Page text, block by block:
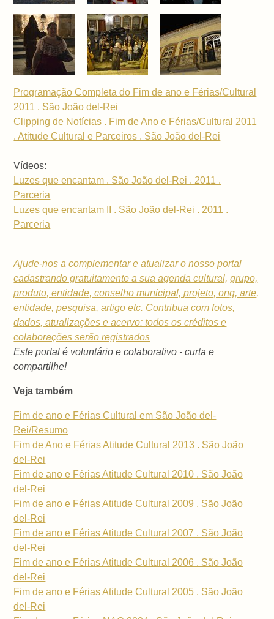
Programação Completa do Fim de ano e Férias/Cultural
2011 . São João del-Rei
Clipping de Notícias . Fim de Ano e Férias/Cultural 2011
. Atitude Cultural e Parceiros . São João del-Rei
Vídeos:
Luzes que encantam . São João del-Rei . 2011 .
Parceria
Luzes que encantam II . São João del-Rei . 2011 .
Parceria
Ajude-nos a complementar e atualizar o nosso portal
cadastrando gratuitamente a suaagenda cultural, grupo,
produto, entidade, conselho municipal,projeto, ong, arte,
entidade, pesquisa, artigo etc. Contribua com fotos,
dados, atualizações e acervo: todos os créditos e
colaborações serão registrados
Este portal é voluntário e colaborativo - curta e
compartilhe!
Veja também
Fim de ano e Férias Cultural em São João del-
Rei/Resumo
Fim de Ano e Férias Atitude Cultural 2013 . São João
del-Rei
Fim de ano e Férias Atitude Cultural 2010 . São João
del-Rei
Fim de ano e Férias Atitude Cultural 2009 . São João
del-Rei
Fim de ano e Férias Atitude Cultural 2007 . São João
del-Rei
Fim de ano e Férias Atitude Cultural 2006 . São João
del-Rei
Fim de ano e Férias Atitude Cultural 2005 . São João
del-Rei